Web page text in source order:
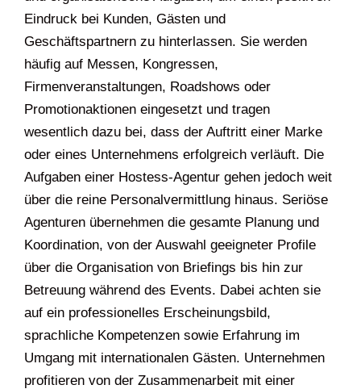
Eindruck bei Kunden, Gästen und
Geschäftspartnern zu hinterlassen. Sie werden
häufig auf Messen, Kongressen,
Firmenveranstaltungen, Roadshows oder
Promotionaktionen eingesetzt und tragen
wesentlich dazu bei, dass der Auftritt einer Marke
oder eines Unternehmens erfolgreich verläuft. Die
Aufgaben einer Hostess-Agentur gehen jedoch weit
über die reine Personalvermittlung hinaus. Seriöse
Agenturen übernehmen die gesamte Planung und
Koordination, von der Auswahl geeigneter Profile
über die Organisation von Briefings bis hin zur
Betreuung während des Events. Dabei achten sie
auf ein professionelles Erscheinungsbild,
sprachliche Kompetenzen sowie Erfahrung im
Umgang mit internationalen Gästen. Unternehmen
profitieren von der Zusammenarbeit mit einer